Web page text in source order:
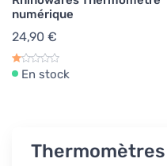
numérique
24,90 €
En stock